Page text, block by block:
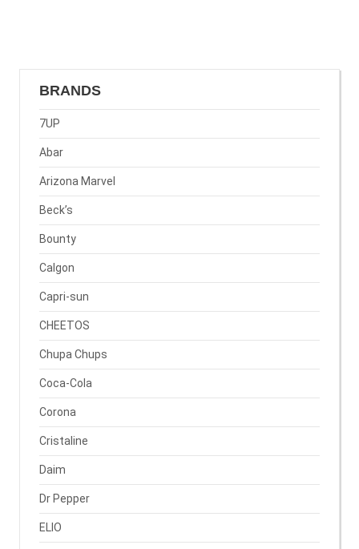
BRANDS
7UP
Abar
Arizona Marvel
Beck’s
Bounty
Calgon
Capri-sun
CHEETOS
Chupa Chups
Coca-Cola
Corona
Cristaline
Daim
Dr Pepper
ELIO